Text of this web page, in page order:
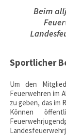
Beim
Sportlicher
Um den
Feuerwehren im
zu geben, das im
Können